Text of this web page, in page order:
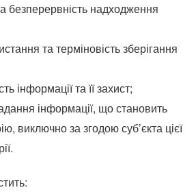
безперервність надходження
та терміновість зберігання
інформації та її захист;
інформації, що становить
виключно за згодою суб’єкта цієї